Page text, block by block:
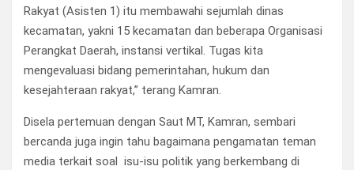
Rakyat (Asisten 1) itu membawahi sejumlah dinas
kecamatan, yakni 15 kecamatan dan beberapa Organisasi
Perangkat Daerah, instansi vertikal. Tugas kita
mengevaluasi bidang pemerintahan, hukum dan
kesejahteraan rakyat,” terang Kamran.
Disela pertemuan dengan Saut MT, Kamran, sembari
bercanda juga ingin tahu bagaimana pengamatan teman
media terkait soal isu-isu politik yang berkembang di